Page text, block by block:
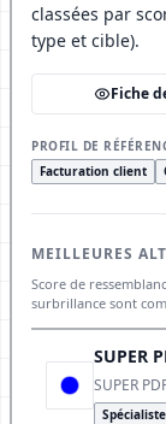
classées par
type et cible).
Fiche
PROFIL DE
Facturation client
MEILLEURES
Score de
surbrillance sont
SUPER
SUPER